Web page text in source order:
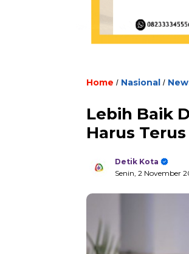
Home / Nasional /
Lebih Baik
Harus
Detik Kota
Senin, 2 November